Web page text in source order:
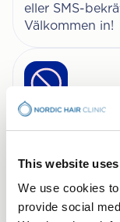
This website
We use cookies
provide social
eller SMS-
Välkommen in!
Avbokningar
våra kliniker.
innan besöket.